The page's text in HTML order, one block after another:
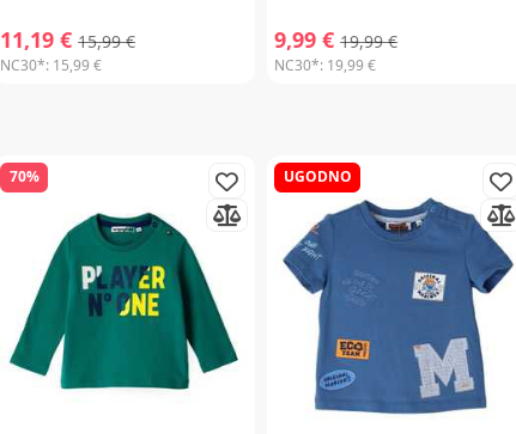
11,19 € 15,99 €
NC30*: 15,99 €
9,99 € 19,99 €
NC30*: 19,99 €
70% UGODNO